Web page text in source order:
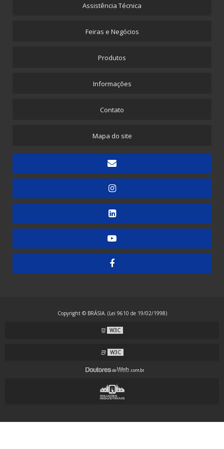
Máquina para Propé Plástico com Elástico
Picotadeira - Saco Picotado em Rolo
Embaladora de Canudinhos - 1 unidade
Embaladora de Canudinhos - Até 200 unidades
Embaladora de Doces
Embaladora de Guardanapos - Automática
Embaladora de Guardanapos - Manual
Embaladora de Resma - Grandes Formatos
Embaladora Envelopadora Stretch
Embaladora Flow Pack - Grande Porte
Embaladora Flow Pack - Standard
Embaladora Flow Pack com Alimentação Automática
Embaladora Flow Pack para Guardanapos
Assistência Técnica
Feiras e Negócios
Produtos
Informações
Contato
Mapa do site
Copyright © BRÁSIA. (Lei 9610 de 19/02/1998)
W3C
W3C